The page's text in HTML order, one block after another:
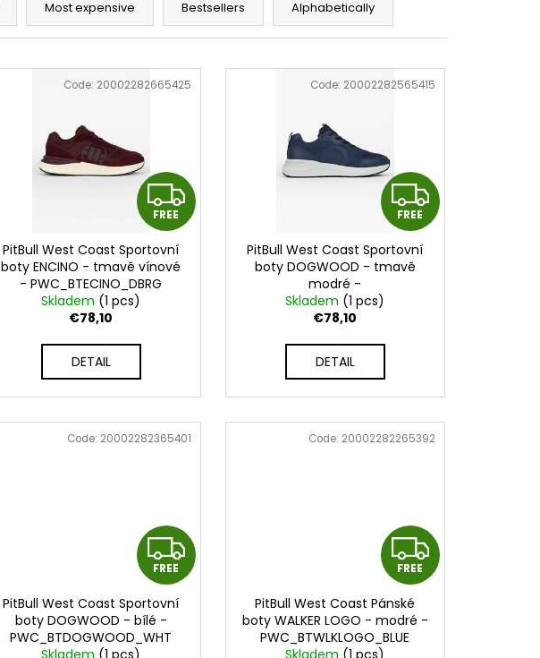
Most expensive Bestsellers Alphabetically
F
R
FREE
PitBull West Coast Sportovní
boty ENCINO - tmavě vínové
- PWC_BTECINO_DBRG
Skladem (1 pcs)
€78,10
DETAIL
Code: 20002282665425
F
R
FREE
PitBull West Coast Sportovní
boty DOGWOOD - tmavě
modré -
PWC_BTDOGWOOD_BLUE
Skladem (1 pcs)
€78,10
DETAIL
Code: 20002282565415
F
R
FREE
PitBull West Coast Sportovní
boty DOGWOOD - bílé -
PWC_BTDOGWOOD_WHT
Code: 20002282365401
F
R
FREE
PitBull West Coast Pánské
boty WALKER LOGO - modré -
PWC_BTWLKLOGO_BLUE
Code: 20002282265392
FAIRTEX BOXERSKÉ RUKAVICE BGV1 -
RŮŽOVÉ - BGV1_PINK
€123,50